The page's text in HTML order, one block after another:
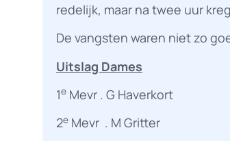
redelijk, maar na twee uur
De vangsten waren niet zo
Uitslag Dames
1e Mevr . G
2e Mevr . M